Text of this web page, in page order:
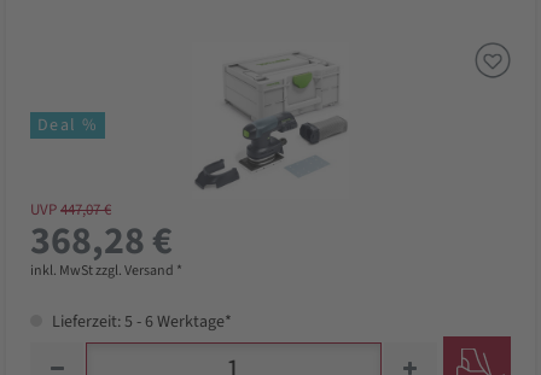
Deal %
UVP447,07 €
368,28 €
inkl. MwSt zzgl. Versand *
Lieferzeit: 5 - 6 Werktage*